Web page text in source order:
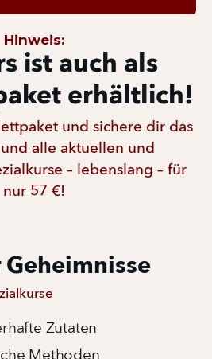
Hinweis:
ist auch als
erhältlich!
und sichere dir das
alle aktuellen und
– lebenslang – für
nur 57 €!
Geheimnisse
Zutaten